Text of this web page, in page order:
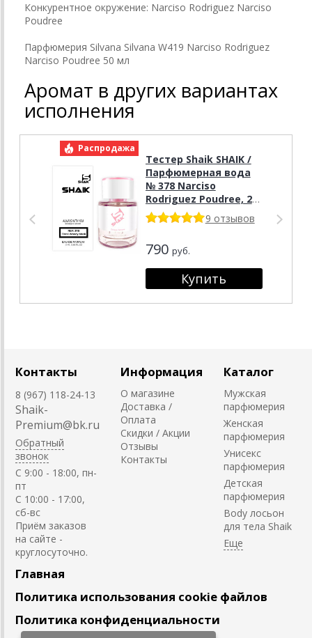
Конкурентное окружение: Narciso Rodriguez Narciso
Poudree
Парфюмерия Silvana Silvana W419 Narciso Rodriguez
Narciso Poudree 50 мл
Аромат в других вариантах
исполнения
Распродажа
Тестер Shaik SHAIK /
Парфюмерная вода
№ 378 Narciso
Rodriguez Poudree, 25
мл. Tester 9 отзывов
790 руб.
Контакты
8 (967) 118-24-13
Shaik-
Premium@bk.ru
Обратный
звонок
C 9:00 - 18:00, пн-
пт
С 10:00 - 17:00,
сб-вс
Приём заказов
на сайте -
круглосуточно.
Информация
О магазине
Доставка /
Оплата
Скидки / Акции
Отзывы
Контакты
Каталог
Мужская
парфюмерия
Женская
парфюмерия
Унисекс
парфюмерия
Детская
парфюмерия
Body лосьон
для тела Shaik
Главная
Политика использования cookie файлов
Политика конфиденциальности